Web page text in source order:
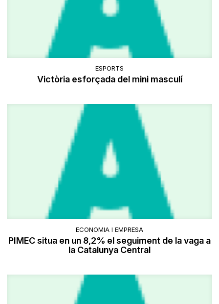
ESPORTS
Victòria esforçada del mini masculí
ECONOMIA I EMPRESA
PIMEC situa en un 8,2% el seguiment de la vaga a
la Catalunya Central